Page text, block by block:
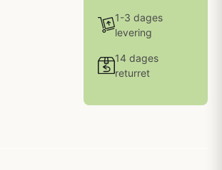
1-3 dages
levering
14 dages
returret